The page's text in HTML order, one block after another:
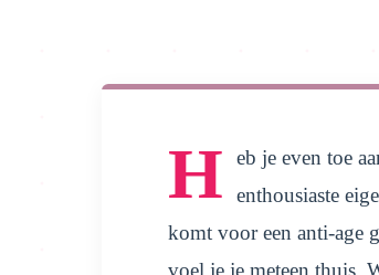
H
eb je even toe
enthousiaste
komt voor een anti-age
voel je je meteen thuis.